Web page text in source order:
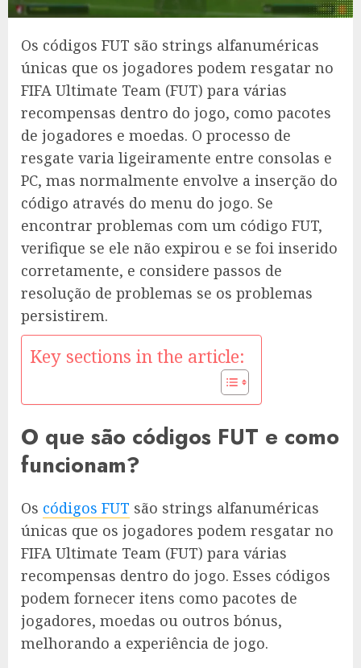
Os códigos FUT são strings alfanuméricas
únicas que os jogadores podem resgatar no
FIFA Ultimate Team (FUT) para várias
recompensas dentro do jogo, como pacotes
de jogadores e moedas. O processo de
resgate varia ligeiramente entre consolas e
PC, mas normalmente envolve a inserção do
código através do menu do jogo. Se
encontrar problemas com um código FUT,
verifique se ele não expirou e se foi inserido
corretamente, e considere passos de
resolução de problemas se os problemas
persistirem.
Key sections in the article:
O que são códigos FUT e como
funcionam?
Os códigos FUT são strings alfanuméricas
únicas que os jogadores podem resgatar no
FIFA Ultimate Team (FUT) para várias
recompensas dentro do jogo. Esses códigos
podem fornecer itens como pacotes de
jogadores, moedas ou outros bónus,
melhorando a experiência de jogo.